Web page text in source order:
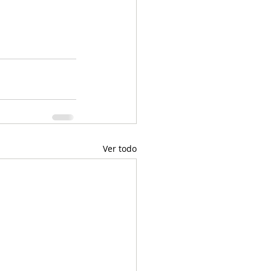
Ver todo